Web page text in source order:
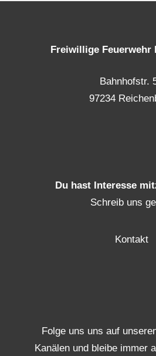
Freiwillige Feuerwehr
Bahnhofstr.
97234
Du hast Interesse
Schreib uns
Kontakt
Folge uns uns auf
Kanälen und bleibe immer